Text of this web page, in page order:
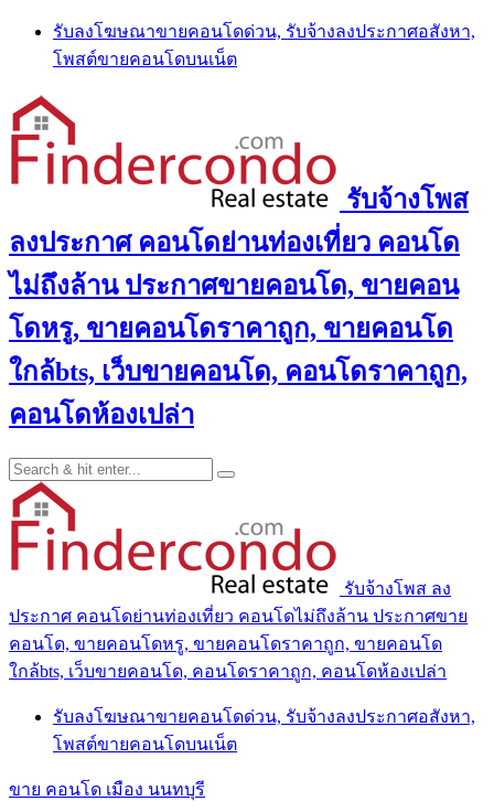
Skip
content
รับลงโฆษณาขายคอนโดด่วน, รับจ้างลงประกาศอสังหา,
โพสต์ขายคอนโดบนเน็ต
รับจ้างโพส
ลงประกาศ คอนโดย่านท่องเที่ยว คอนโด
ไม่ถึงล้าน ประกาศขายคอนโด, ขายคอน
โดหรู, ขายคอนโดราคาถูก, ขายคอนโด
ใกล้bts, เว็บขายคอนโด, คอนโดราคาถูก,
คอนโดห้องเปล่า
รับจ้างโพส ลง
ประกาศ คอนโดย่านท่องเที่ยว คอนโดไม่ถึงล้าน ประกาศขาย
คอนโด, ขายคอนโดหรู, ขายคอนโดราคาถูก, ขายคอนโด
ใกล้bts, เว็บขายคอนโด, คอนโดราคาถูก, คอนโดห้องเปล่า
รับลงโฆษณาขายคอนโดด่วน, รับจ้างลงประกาศอสังหา,
โพสต์ขายคอนโดบนเน็ต
ขาย คอนโด เมือง นนทบุรี